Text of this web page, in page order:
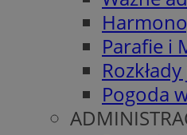
Parafie i
Pogoda